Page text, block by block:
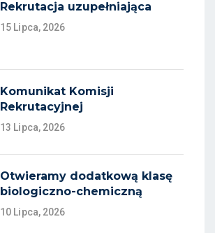
Rekrutacja uzupełniająca
15 Lipca, 2026
Komunikat Komisji
Rekrutacyjnej
13 Lipca, 2026
Otwieramy dodatkową klasę
biologiczno-chemiczną
10 Lipca, 2026